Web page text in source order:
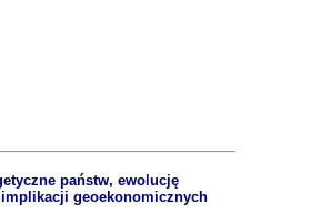
państw, ewolucję
geoekonomicznych